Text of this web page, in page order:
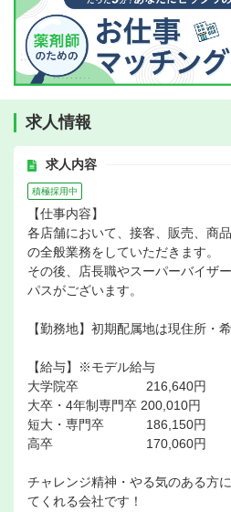
求人情報
求人内容
積極採用中
【仕事内容】
各店舗において、接客、販売、商
の全般業務をしていただきます。
その後、店長職やスーパーバイザ
パスがございます。
【勤務地】初期配属地は現住所・
【給与】※モデル給与
大学院卒 216,640円
大卒・4年制専門卒 200,010円
短大・専門卒 186,150円
高卒 170,060円
チャレンジ精神・やる気のある方
てくれる会社です！